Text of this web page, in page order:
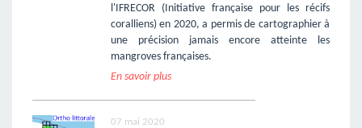
l'IFRECOR (Initiative française pour les récifs
coralliens) en 2020, a permis de cartographier à
une précision jamais encore atteinte les
mangroves françaises.
En savoir plus
07 mai 2020